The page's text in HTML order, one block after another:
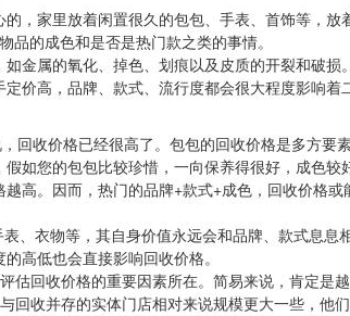
，家里放着闲置很久的包包、手表、首饰等，
的成色和是否是热门款之类的事情。
金属的氧化、掉色、划痕以及皮质的开裂和破
价高，品牌、款式、流行度都会很大程度影响着
回收价格已经很高了。包包的回收价格是多方
如您的包包比较珍惜，一向保养得很好，成色
高。因而，热门的品牌+款式+成色，回收价格
、衣物等，其自身价值永远会和品牌、款式息
高低也会直接影响回收价格。
回收价格的重要因素所在。简易来说，肯定是
收并存的实体门店相对来说规模更大一些，他